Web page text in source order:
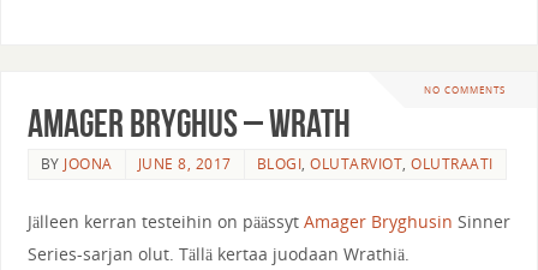
NO COMMENTS
Amager Bryghus – Wrath
BY JOONA JUNE 8, 2017 BLOGI,OLUTARVIOT,OLUTRAATI
Jälleen kerran testeihin on päässyt Amager Bryghusin Sinner
Series-sarjan olut. Tällä kertaa juodaan Wrathiä.